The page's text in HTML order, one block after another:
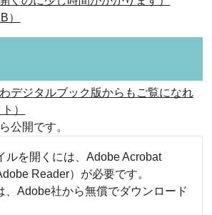
）
デジタルブック版からもご覧になれ
）
公開です。
ルを開くには、Adobe Acrobat
Reader）が必要です。
、Adobe社から無償でダウンロード